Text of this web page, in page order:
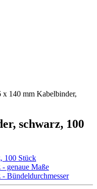
x 140 mm Kabelbinder,
schwarz, 100